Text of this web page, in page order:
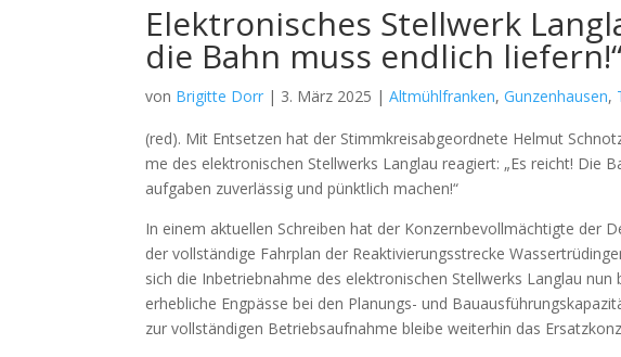
Elektronisches Stellwerk
die Bahn muss endlich liefern!“
von Brigitte Dorr | 3. März 2025 |Altmühlfranken,Gunzenhausen,
(red). Mit Ent­set­zen hat der Stimm­kreis­ab­ge­ord­ne­te Hel­mut
me des elek­tro­ni­schen Stell­werks Langlau reagiert: „Es reicht! Die
auf­ga­ben zuver­läs­sig und pünkt­lich machen!“
In einem aktu­el­len Schrei­ben hat der Kon­zern­be­voll­mäch­tig­te der
der voll­stän­di­ge Fahr­plan der Reak­ti­vie­rungs­stre­cke
sich die Inbe­trieb­nah­me des elek­tro­ni­schen Stell­werks Langlau
erheb­li­che Eng­päs­se bei den Pla­nungs- und
zur voll­stän­di­gen Betriebs­auf­nah­me blei­be wei­ter­hin das